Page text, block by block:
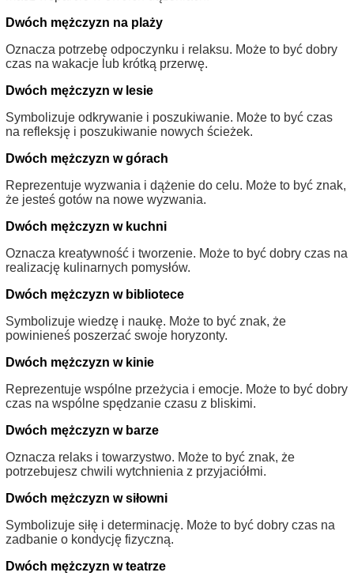
Dwóch mężczyzn na plaży
Oznacza potrzebę odpoczynku i relaksu. Może to być dobry
czas na wakacje lub krótką przerwę.
Dwóch mężczyzn w lesie
Symbolizuje odkrywanie i poszukiwanie. Może to być czas
na refleksję i poszukiwanie nowych ścieżek.
Dwóch mężczyzn w górach
Reprezentuje wyzwania i dążenie do celu. Może to być znak,
że jesteś gotów na nowe wyzwania.
Dwóch mężczyzn w kuchni
Oznacza kreatywność i tworzenie. Może to być dobry czas na
realizację kulinarnych pomysłów.
Dwóch mężczyzn w bibliotece
Symbolizuje wiedzę i naukę. Może to być znak, że
powinieneś poszerzać swoje horyzonty.
Dwóch mężczyzn w kinie
Reprezentuje wspólne przeżycia i emocje. Może to być dobry
czas na wspólne spędzanie czasu z bliskimi.
Dwóch mężczyzn w barze
Oznacza relaks i towarzystwo. Może to być znak, że
potrzebujesz chwili wytchnienia z przyjaciółmi.
Dwóch mężczyzn w siłowni
Symbolizuje siłę i determinację. Może to być dobry czas na
zadbanie o kondycję fizyczną.
Dwóch mężczyzn w teatrze